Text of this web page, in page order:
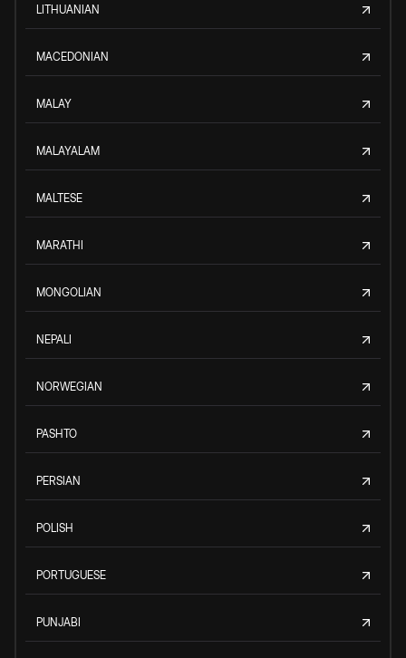
LITHUANIAN
MACEDONIAN
MALAY
MALAYALAM
MALTESE
MARATHI
MONGOLIAN
NEPALI
NORWEGIAN
PASHTO
PERSIAN
POLISH
PORTUGUESE
PUNJABI